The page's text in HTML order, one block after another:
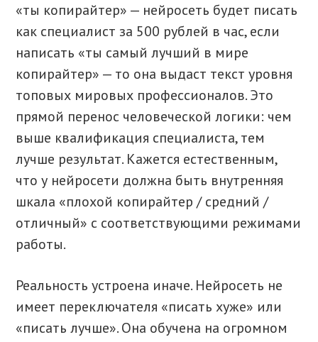
«ты копирайтер» — нейросеть будет писать
как специалист за 500 рублей в час, если
написать «ты самый лучший в мире
копирайтер» — то она выдаст текст уровня
топовых мировых профессионалов. Это
прямой перенос человеческой логики: чем
выше квалификация специалиста, тем
лучше результат. Кажется естественным,
что у нейросети должна быть внутренняя
шкала «плохой копирайтер / средний /
отличный» с соответствующими режимами
работы.
Реальность устроена иначе. Нейросеть не
имеет переключателя «писать хуже» или
«писать лучше». Она обучена на огромном